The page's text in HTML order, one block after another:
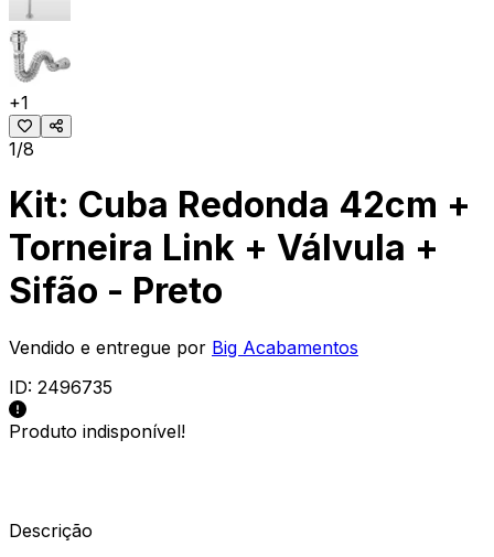
+1
1/8
Kit: Cuba Redonda 42cm +
Torneira Link + Válvula +
Sifão - Preto
Vendido e entregue por Big Acabamentos
ID: 2496735
Produto indisponível!
Descrição